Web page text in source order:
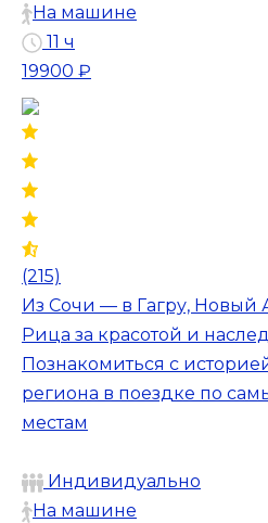
На машине
11 ч
19900 ₽
(215)
Из Сочи — в Гагру, Новый
Рица за красотой и
Познакомиться с
региона в поездке по
местам
Индивидуально
На машине